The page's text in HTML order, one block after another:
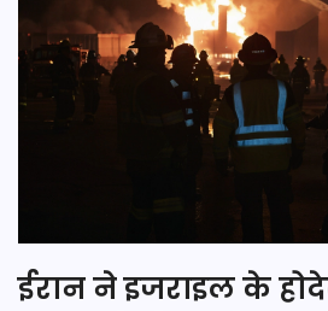
ईरान ने इजराइल के